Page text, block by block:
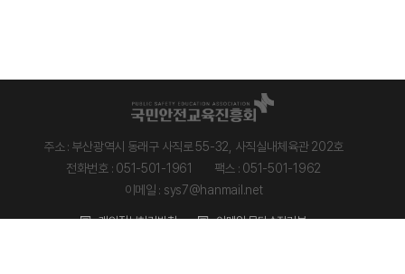
주소 : 부산광역시 동래구 사직로 55-32, 사직실내체육관 202호
전화번호 : 051-501-1961
팩스 : 051-501-1962
이메일 : sys7@hanmail.net
개인정보처리방침 이메일 무단수집거부